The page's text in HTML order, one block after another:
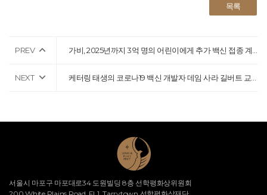
목록
PREV
NEXT
서울시 마포구 마포대로34 도원빌딩 8층 선학평화상위원회